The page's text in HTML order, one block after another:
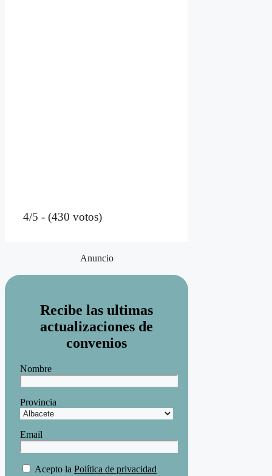
4/5 - (430 votos)
Anuncio
Recibe las ultimas
actualizaciones de
convenios
Nombre
Provincia
Email
Acepto la Política de privacidad